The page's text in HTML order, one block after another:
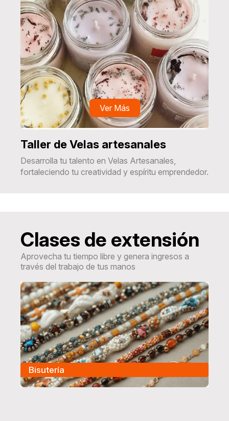
Ver Más
Taller de Velas artesanales
Desarrolla tu talento en Velas Artesanales,
fortaleciendo tu creatividad y espíritu emprendedor.
Clases de extensión
Aprovecha tu tiempo libre y genera ingresos a
través del trabajo de tus manos
Bisutería